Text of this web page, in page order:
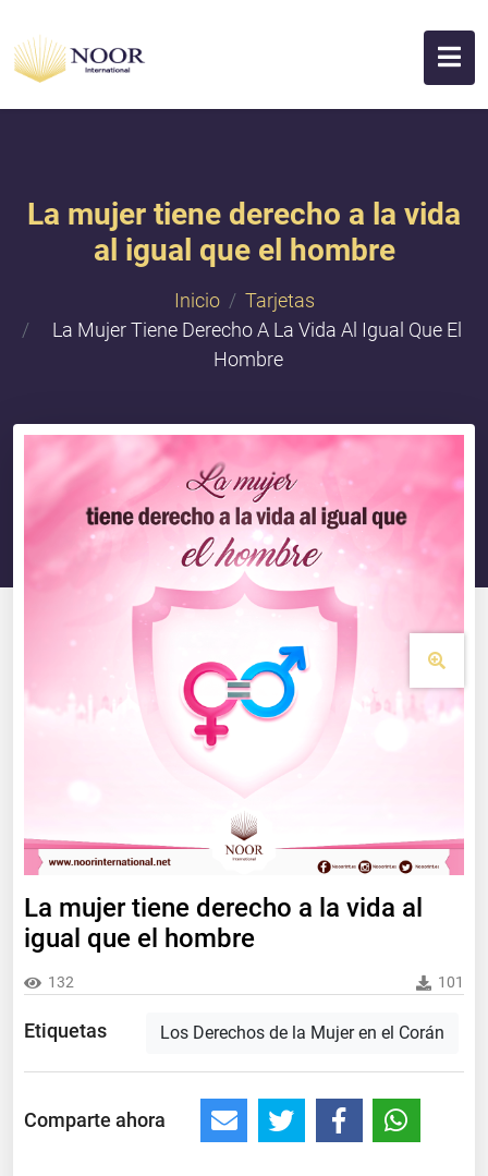
La mujer tiene derecho a la vida
al igual que el hombre
Inicio
Tarjetas
La Mujer Tiene Derecho A La Vida Al Igual Que El
Hombre
La mujer tiene derecho a la vida al
igual que el hombre
132 101
Etiquetas Los Derechos de la Mujer en el Corán
Comparte ahora